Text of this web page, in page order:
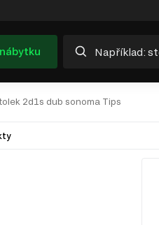
2d1s dub sonoma Tips